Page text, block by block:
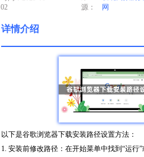
02
源：
网
详情介绍
以下是谷歌浏览器下载安装路径设置方法：
1. 安装前修改路径：在开始菜单中找到“运行